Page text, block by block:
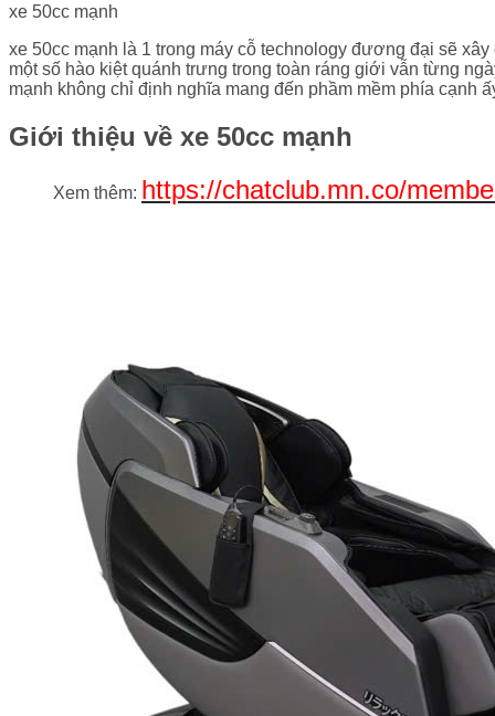
xe 50cc mạnh
xe 50cc mạnh là 1 trong máy cỗ technology đương đại sẽ
một số hào kiệt quánh trưng trong toàn ráng giới vẫn từng
mạnh không chỉ định nghĩa mang đến phầm mềm phía cạnh
Giới thiệu về xe 50cc mạnh
Xem thêm: https://chatclub.mn.co/